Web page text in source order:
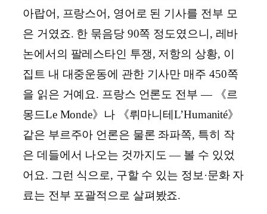
아랍어, 프랑스어, 영어로 된 기사를 전부 모
은 거였죠. 한 묶음당 90쪽 정도였으니, 레바
논에서의 팔레스타인 투쟁, 저항의 상황, 이
집트 내 대중운동에 관한 기사만 매주 450쪽
을 읽은 거예요. 프랑스 언론도 전부 ― 《르
몽드Le Monde》나 《뤼마니테L’Humanité》
같은 부르주아 언론은 물론 좌파쪽, 특히 작
은 데들에서 나오는 것까지도 ― 볼 수 있었
어요. 그런 식으로, 구할 수 있는 정보·문화 자
료는 전부 포괄적으로 살펴봤죠.